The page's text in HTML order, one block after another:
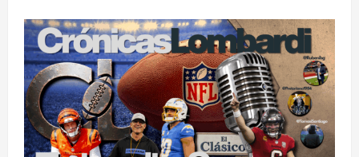
SPORTS
CAFÉ
1X03:
Las
previas
de
los
partidos
de
la
SEMANA
3